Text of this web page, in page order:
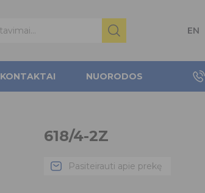
EN
KONTAKTAI NUORODOS
618/4-2Z
Pasiteirauti apie prekę